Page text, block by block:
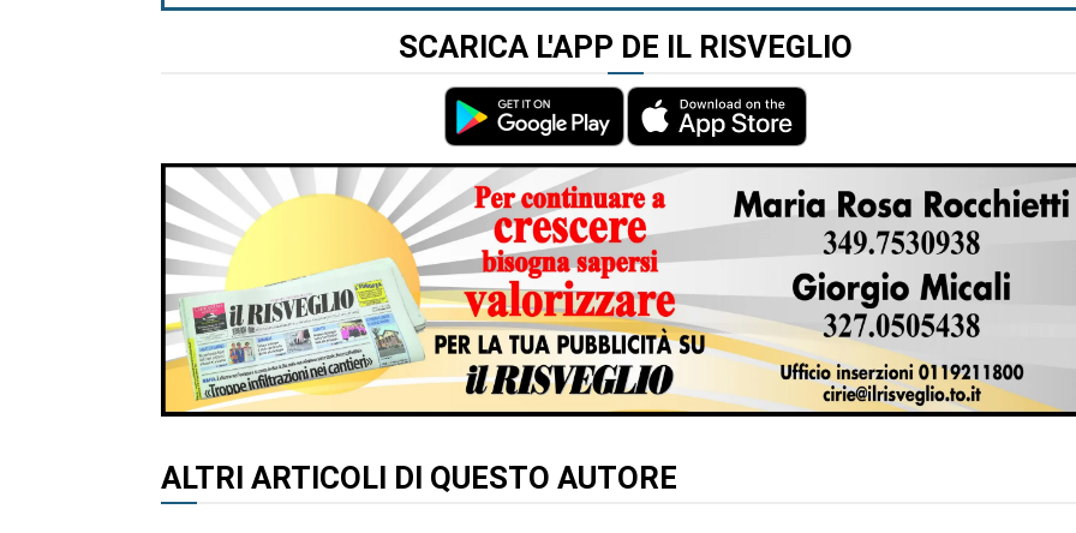
SCARICA L'APP DE IL RISVEGLIO
ALTRI ARTICOLI DI QUESTO AUTORE